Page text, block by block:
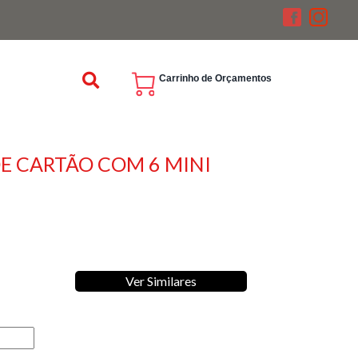
Carrinho de Orçamentos
CARTÃO COM 6 MINI
Ver Similares